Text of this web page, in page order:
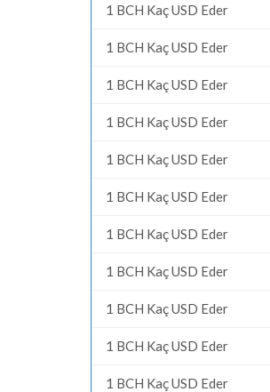
1 BCH Kaç USD Eder
1 BCH Kaç USD Eder
1 BCH Kaç USD Eder
1 BCH Kaç USD Eder
1 BCH Kaç USD Eder
1 BCH Kaç USD Eder
1 BCH Kaç USD Eder
1 BCH Kaç USD Eder
1 BCH Kaç USD Eder
1 BCH Kaç USD Eder
1 BCH Kaç USD Eder